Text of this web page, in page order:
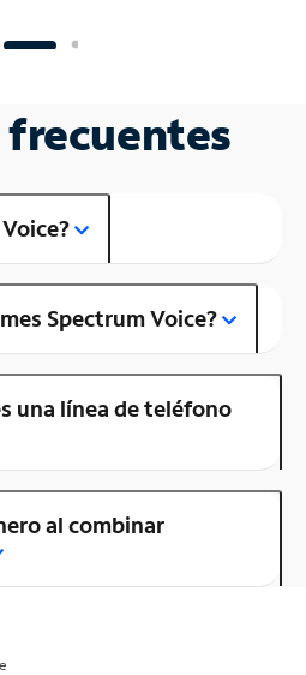
frecuentes
Spectrum Voice?
una línea de teléfono
al combinar